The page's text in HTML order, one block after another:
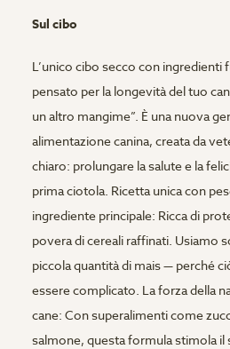
Sul cibo
L’unico cibo secco con ingredienti
pensato per la longevità del tuo
un altro mangime”. È una nuova
alimentazione canina, creata da
chiaro: prolungare la salute e la
prima ciotola. Ricetta unica con
ingrediente principale: Ricca di
povera di cereali raffinati. Usiamo
piccola quantità di mais — perché
essere complicato. La forza della
cane: Con superalimenti come
salmone, questa formula stimola